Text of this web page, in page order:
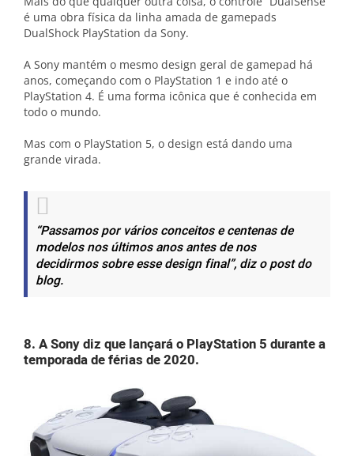
é uma obra física da linha amada de gamepads
DualShock PlayStation da Sony.
A Sony mantém o mesmo design geral de gamepad há
anos, começando com o PlayStation 1 e indo até o
PlayStation 4. É uma forma icônica que é conhecida em
todo o mundo.
Mas com o PlayStation 5, o design está dando uma
grande virada.
“Passamos por vários conceitos e centenas de
modelos nos últimos anos antes de nos
decidirmos sobre esse design final”, diz o post do
blog.
8. A Sony diz que lançará o PlayStation 5 durante a
temporada de férias de 2020.